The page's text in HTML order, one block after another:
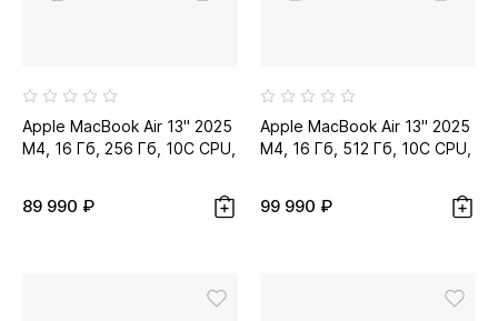
Apple MacBook Air 13" 2025
M4, 16 Гб, 256 Гб, 10C CPU,
89 990 ₽
Apple MacBook Air 13" 2025
M4, 16 Гб, 512 Гб, 10C CPU,
99 990 ₽